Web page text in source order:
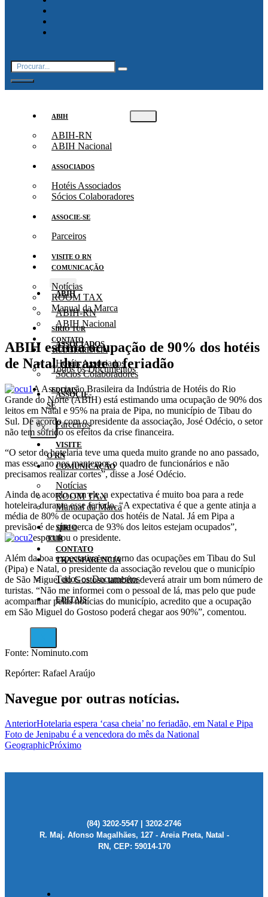
ABIH
ABIH-RN
ABIH Nacional
ASSOCIADOS
Hotéis Associados
Sócios Colaboradores
ASSOCIE-SE
Parceiros
VISITE O RN
COMUNICAÇÃO
Notícias
ROOM TAX
Manual da Marca
SÍRIO TUR
CONTATO
TRANSPARÊNCIA
Todos os Documentos
EDITAIS
X
ABIH
ABIH-RN
ABIH Nacional
ASSOCIADOS
Hotéis Associados
Sócios Colaboradores
ASSOCIE-
SE
Parceiros
VISITE
O RN
COMUNICAÇÃO
Notícias
ROOM TAX
Manual da Marca
SÍRIO
TUR
CONTATO
TRANSPARÊNCIA
Todos os Documentos
EDITAIS
ABIH estima ocupação de 90% dos hotéis
de Natal durante o feriadão
A Associação Brasileira da Indústria de Hotéis do Rio
Grande do Norte (ABIH) está estimando uma ocupação de 90% dos
leitos em Natal e 95% na praia de Pipa, no município de Tibau do
Sul. De acordo com o presidente da associação, José Odécio, o setor
não tem sofrido os efeitos da crise financeira.
“O setor de hotelaria teve uma queda muito grande no ano passado,
mas esse ano nos mantemos o quadro de funcionários e não
precisamos realizar cortes”, disse a José Odécio.
Ainda de acordo com ele, a expectativa é muito boa para a rede
hoteleira durante esse feriado. “A expectativa é que a gente atinja a
média de 80% de ocupação dos hotéis de Natal. Já em Pipa a
previsão é de que cerca de 93% dos leitos estejam ocupados”,
especulou o presidente.
Além da boa expectativa em torno das ocupações em Tibau do Sul
(Pipa) e Natal, o presidente da associação revelou que o município
de São Miguel do Gostoso também deverá atrair um bom número de
turistas. “Não me informei com o pessoal de lá, mas pelo que pude
acompanhar pelas notícias do município, acredito que a ocupação
em São Miguel do Gostoso poderá chegar aos 90%”, comentou.
Fonte: Nominuto.com
Repórter: Rafael Araújo
Navegue por outras notícias.
AnteriorHotelaria espera ‘casa cheia’ no feriadão, em Natal e Pipa
Foto de Jenipabu é a vencedora do mês da National
GeographicPróximo
(84) 3202-5547 | 3202-2746
R. Maj. Afonso Magalhães, 127 - Areia Preta, Natal -
RN, CEP: 59014-170